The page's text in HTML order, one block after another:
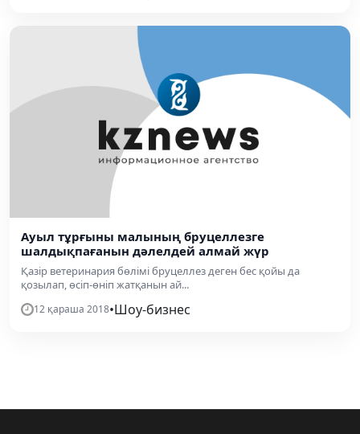
Ауыл тұрғыны малының бруцеллезге
шалдықпағанын дәлелдей алмай жүр
Қазір ветеринария бөлімі бруцеллез деген бес қойы да
қозылап, өсіп-өніп жатқанын ай...
12 қараша 2018•Шоу-бизнес